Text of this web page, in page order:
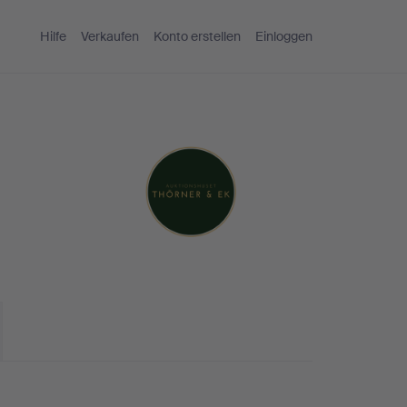
Hilfe Verkaufen Konto erstellen Einloggen